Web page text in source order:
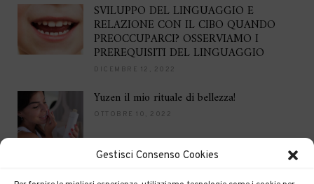
Gestisci Consenso Cookies
SVILUPPO DEL LINGUAGGIO E
RELAZIONE CON IL CIBO QUANDO
PREOCCUPARCI? OSSERVIAMO I
PREREQUISITI DEL LINGUAGGIO
DICEMBRE 12, 2022
Yuzen il mio rituale di bellezza!
OTTOBRE 10, 2022
DICEMBRE 16, 2021